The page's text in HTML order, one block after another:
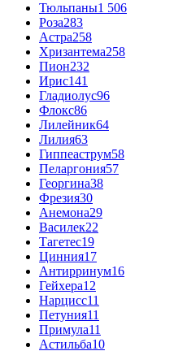
Тюльпаны1 506
Роза283
Астра258
Хризантема258
Пион232
Ирис141
Гладиолус96
Флокс86
Лилейник64
Лилия63
Гиппеаструм58
Пеларгония57
Георгина38
Фрезия30
Анемона29
Василек22
Тагетес19
Цинния17
Антирринум16
Гейхера12
Нарцисс11
Петуния11
Примула11
Астильба10